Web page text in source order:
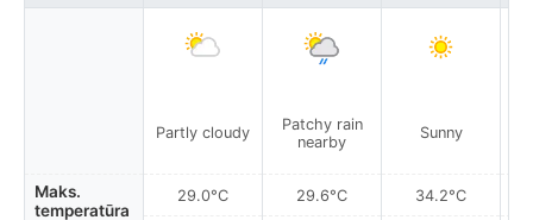
Maks.
temperatūra
Partly cloudy
29.0°C
Patchy rain
nearby
29.6°C
Sunny
34.2°C